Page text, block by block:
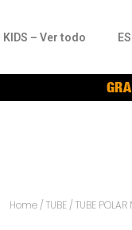
KIDS – Ver todo
Home / TUBE / TUBE POLAR